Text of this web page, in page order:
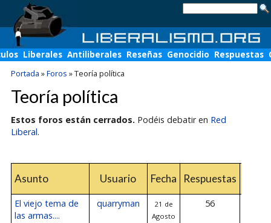
Liberales Antiliberales Reseñas Genocidio Respuestas
Portada »Foros »Teoría política
Teoría política
Estos foros están cerrados. Podéis debatir en Red
Liberal.
Asunto Usuario Fecha Respuestas
El viejo tema de
las armas....
quarryman
21 de
Agosto
56